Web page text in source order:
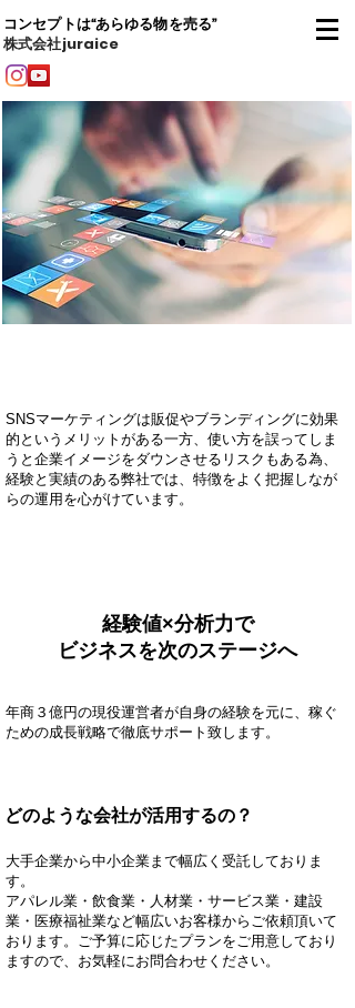
株式会社juraice
コンセプトは“あらゆる物を売る”
SNSマーケティングは販促やブランディングに効果
的というメリットがある一方、使い方を誤ってしま
うと企業イメージをダウンさせるリスクもある為、
経験と実績のある弊社では、特徴をよく把握しなが
らの運用を心がけています。
経験値×分析力で
ビジネスを次のステージへ
年商３億円の現役運営者が自身の経験を元に​、稼ぐ
ための成長戦略で徹底サポート致します。
どのような会社が活用するの？
大手企業から中小企業まで幅広く受託しておりま
す。
アパレル業・飲食業・人材業・サービス業・建設
業・医療福祉業など幅広いお客様からご依頼頂いて
おります。ご予算に応じたプランをご用意しており
ますので、お気軽にお問合わせください。